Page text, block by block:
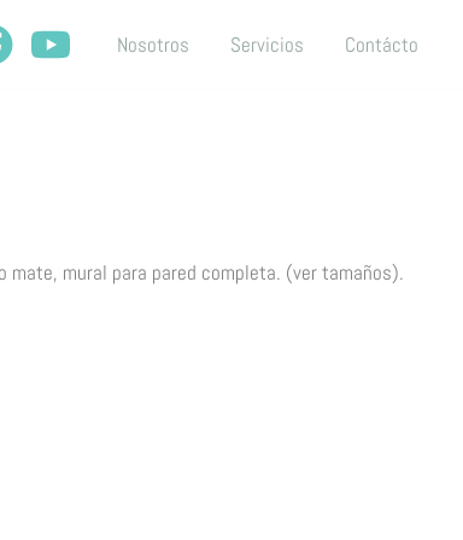
Nosotros Servicios Contácto
mate, mural para pared completa. (ver tamaños).